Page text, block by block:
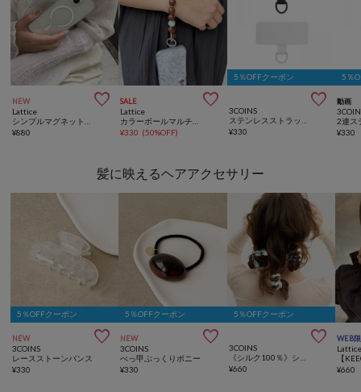
NEW 
Lattice
¥880
SALE 
Lattice
¥330 (50%OFF)
5％OFFクーポン

3COINS
¥330
5％
動画
¥330
髪に映えるヘアアクセサリー
5％OFFクーポン
NEW 
3COINS
レースストーンバンス
¥330
5％OFFクーポン
NEW 
3COINS
べっ甲ぷっくりポニー
¥330
5％OFFクーポン

3COINS
《シルク100％》シルクポニー3個セット
¥660
WEB
¥660